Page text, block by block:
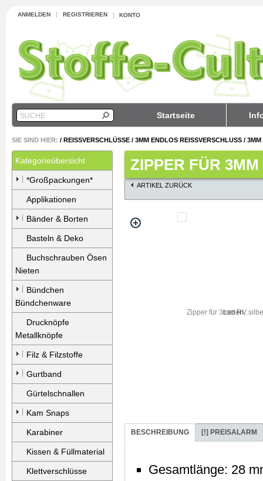
ANMELDEN REGISTRIEREN KONTO
Startseite
SUCHE
SIE SIND HIER: / REISSVERSCHLÜSSE / 3MM ENDLOS REISSVERSCHLUSS / 3MM
Kategorieübersicht
*Großpackungen*
Applikationen
Bänder & Borten
Basteln & Deko
Buchschrauben Ösen
Nieten
Bündchen
Bündchenware
Drucknöpfe
Metallknöpfe
Filz & Filzstoffe
Gurtband
Gürtelschnallen
Kam Snaps
Karabiner
Kissen & Füllmaterial
Klettverschlüsse
ZIPPER FÜR
ARTIKEL ZURÜCK
Laden...
BESCHREIBUNG [!] PREISALARM
Gesamtlänge: 28